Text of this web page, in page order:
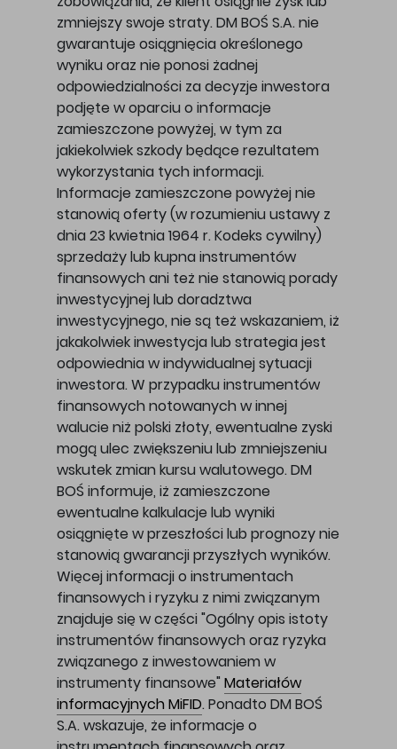
zmniejszy swoje straty. DM BOŚ S.A. nie
gwarantuje osiągnięcia określonego
wyniku oraz nie ponosi żadnej
odpowiedzialności za decyzje inwestora
podjęte w oparciu o informacje
zamieszczone powyżej, w tym za
jakiekolwiek szkody będące rezultatem
wykorzystania tych informacji.
Informacje zamieszczone powyżej nie
stanowią oferty (w rozumieniu ustawy z
dnia 23 kwietnia 1964 r. Kodeks cywilny)
sprzedaży lub kupna instrumentów
finansowych ani też nie stanowią porady
inwestycyjnej lub doradztwa
inwestycyjnego, nie są też wskazaniem, iż
jakakolwiek inwestycja lub strategia jest
odpowiednia w indywidualnej sytuacji
inwestora. W przypadku instrumentów
finansowych notowanych w innej
walucie niż polski złoty, ewentualne zyski
mogą ulec zwiększeniu lub zmniejszeniu
wskutek zmian kursu walutowego. DM
BOŚ informuje, iż zamieszczone
ewentualne kalkulacje lub wyniki
osiągnięte w przeszłości lub prognozy nie
stanowią gwarancji przyszłych wyników.
Więcej informacji o instrumentach
finansowych i ryzyku z nimi związanym
znajduje się w części "Ogólny opis istoty
instrumentów finansowych oraz ryzyka
związanego z inwestowaniem w
instrumenty finansowe" Materiałów
informacyjnych MiFID. Ponadto DM BOŚ
S.A. wskazuje, że informacje o